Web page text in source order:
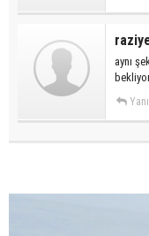
aynı